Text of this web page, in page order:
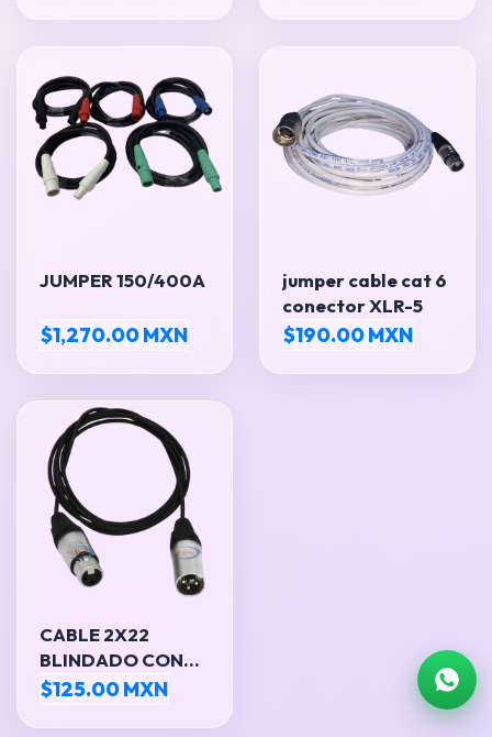
Escenarios
JUMPER 150/400A
$1,270.00 MXN
jumper cable cat 6
conector XLR-5
$190.00 MXN
CABLE 2X22
BLINDADO CON
CONECTOR XLR
$125.00 MXN